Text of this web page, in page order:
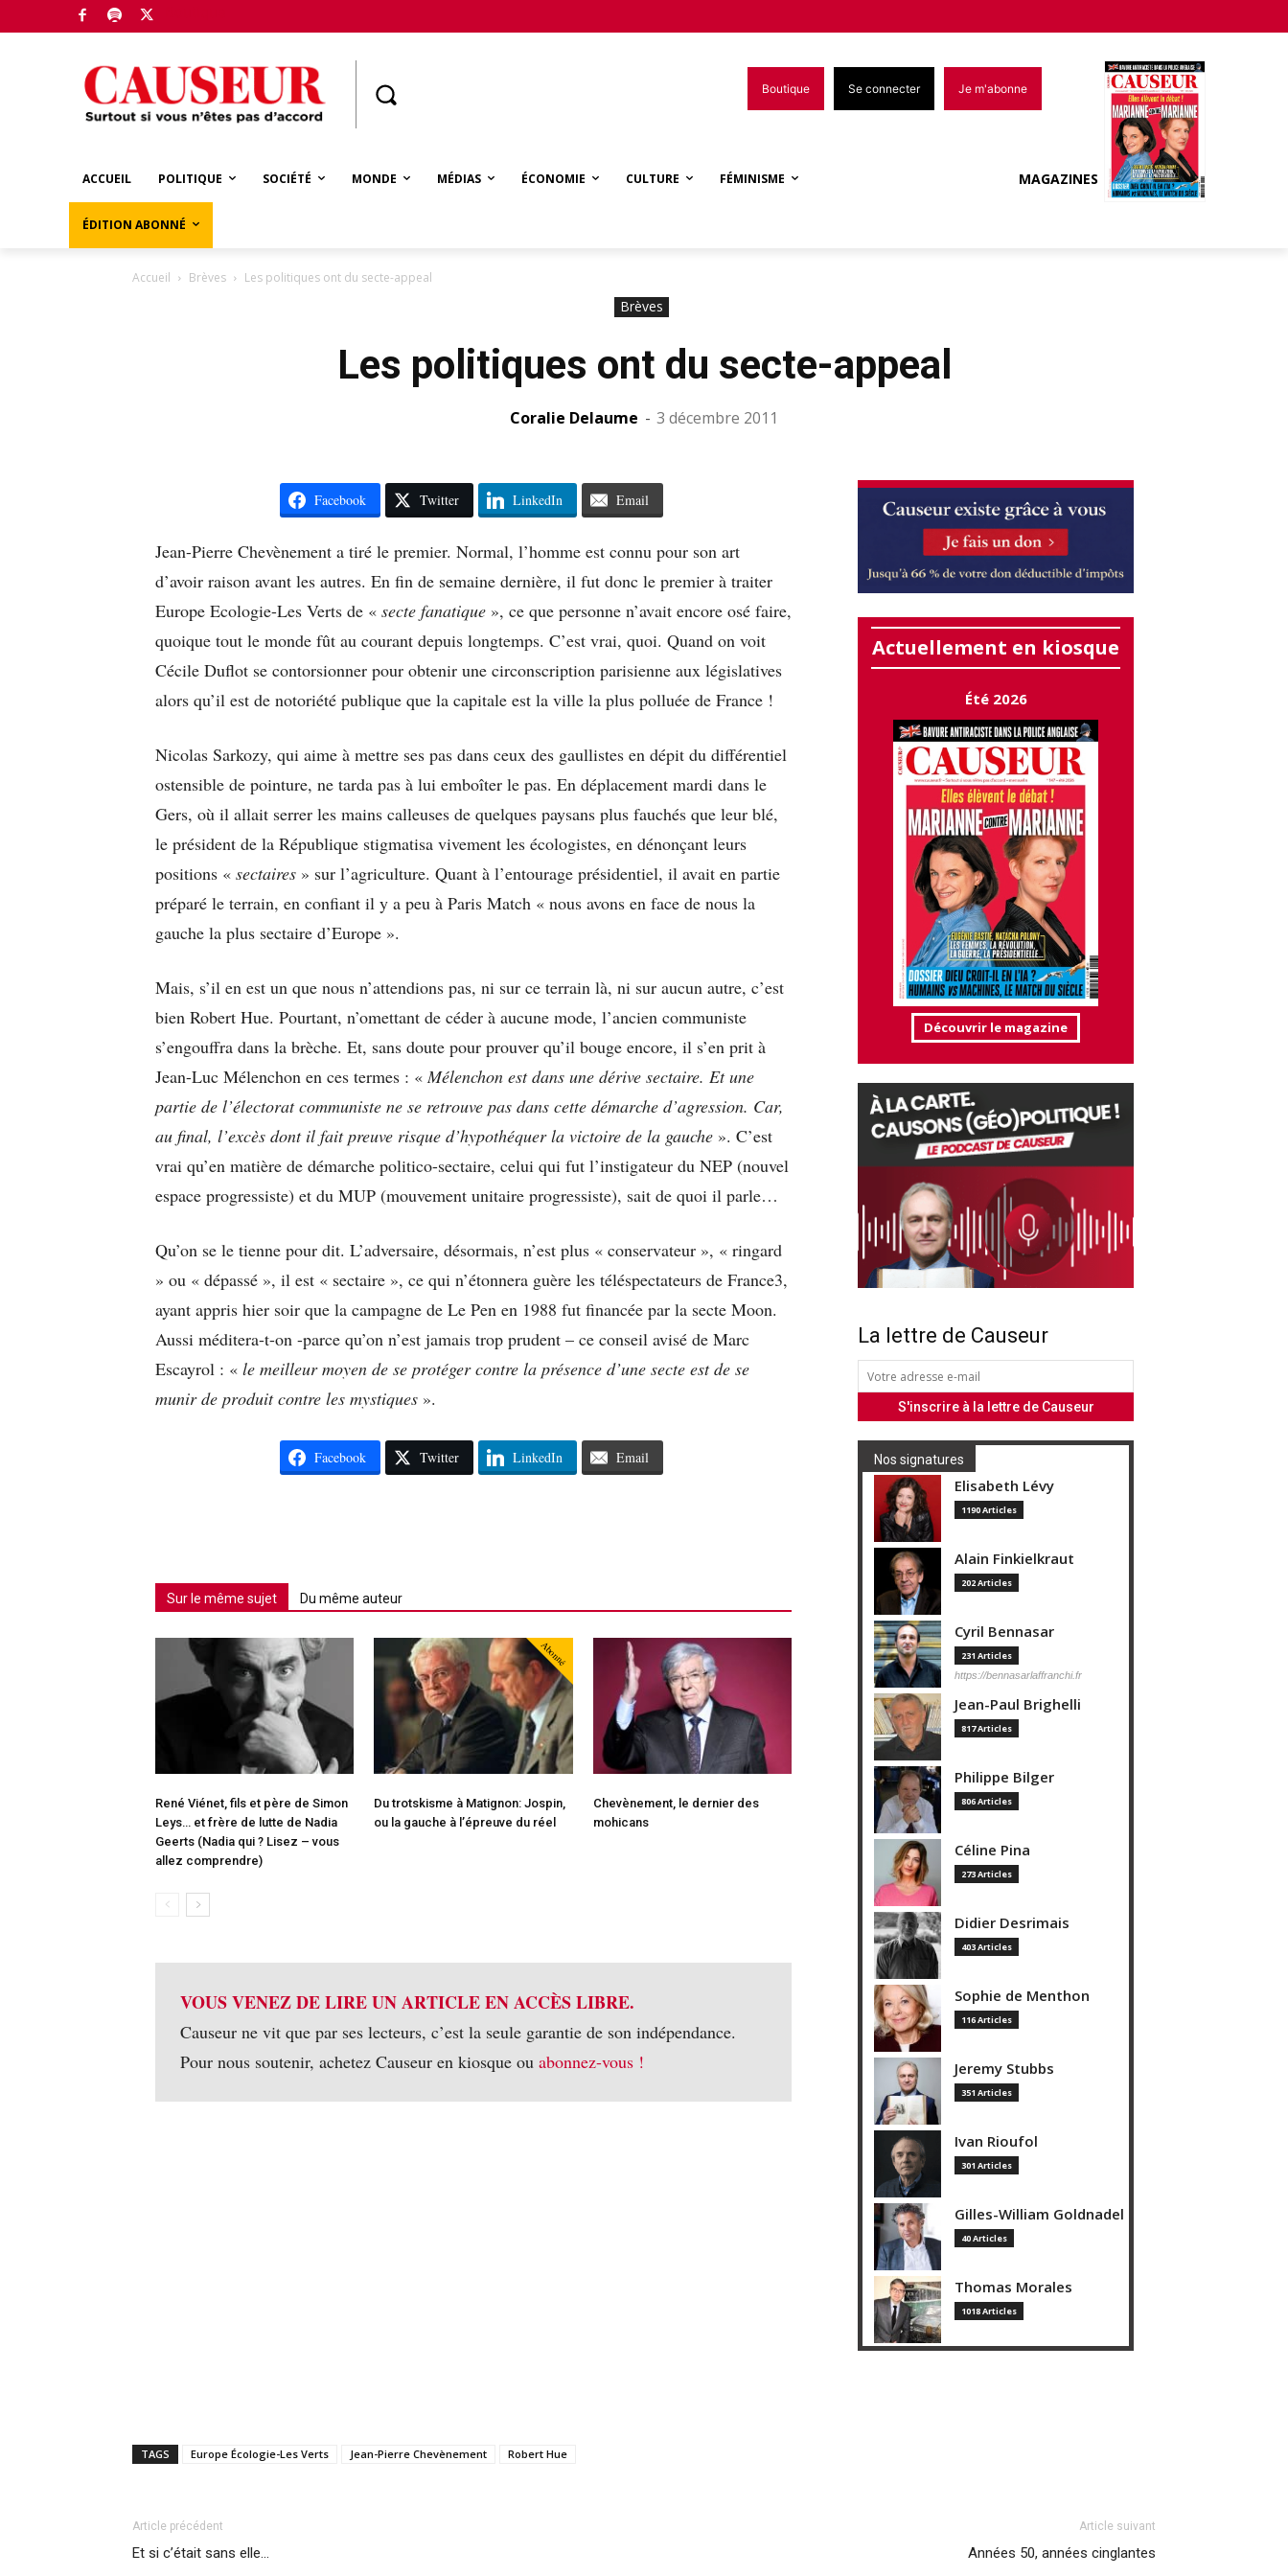
Boutique Se connecter Je m'abonne
ACCUEIL POLITIQUE SOCIÉTÉ MONDE MÉDIAS ÉCONOMIE CULTURE FÉMINISME
ÉDITION ABONNÉ
MAGAZINES
Accueil Brèves Les politiques ont du secte-appeal
Brèves
Les politiques ont du secte-appeal
Coralie Delaume - 3 décembre 2011
Facebook Twitter LinkedIn Email
Jean-Pierre Chevènement a tiré le premier. Normal, l’homme est connu pour son art
d’avoir raison avant les autres. En fin de semaine dernière, il fut donc le premier à traiter
Europe Ecologie-Les Verts de « secte fanatique », ce que personne n’avait encore osé faire,
quoique tout le monde fût au courant depuis longtemps. C’est vrai, quoi. Quand on voit
Cécile Duflot se contorsionner pour obtenir une circonscription parisienne aux législatives
alors qu’il est de notoriété publique que la capitale est la ville la plus polluée de France !
Nicolas Sarkozy, qui aime à mettre ses pas dans ceux des gaullistes en dépit du différentiel
ostensible de pointure, ne tarda pas à lui emboîter le pas. En déplacement mardi dans le
Gers, où il allait serrer les mains calleuses de quelques paysans plus fauchés que leur blé,
le président de la République stigmatisa vivement les écologistes, en dénonçant leurs
positions « sectaires » sur l’agriculture. Quant à l’entourage présidentiel, il avait en partie
préparé le terrain, en confiant il y a peu à Paris Match « nous avons en face de nous la
gauche la plus sectaire d’Europe ».
Mais, s’il en est un que nous n’attendions pas, ni sur ce terrain là, ni sur aucun autre, c’est
bien Robert Hue. Pourtant, n’omettant de céder à aucune mode, l’ancien communiste
s’engouffra dans la brèche. Et, sans doute pour prouver qu’il bouge encore, il s’en prit à
Jean-Luc Mélenchon en ces termes : « Mélenchon est dans une dérive sectaire. Et une
partie de l’électorat communiste ne se retrouve pas dans cette démarche d’agression. Car,
au final, l’excès dont il fait preuve risque d’hypothéquer la victoire de la gauche ». C’est
vrai qu’en matière de démarche politico-sectaire, celui qui fut l’instigateur du NEP (nouvel
espace progressiste) et du MUP (mouvement unitaire progressiste), sait de quoi il parle…
Qu’on se le tienne pour dit. L’adversaire, désormais, n’est plus « conservateur », « ringard
» ou « dépassé », il est « sectaire », ce qui n’étonnera guère les téléspectateurs de France3,
ayant appris hier soir que la campagne de Le Pen en 1988 fut financée par la secte Moon.
Aussi méditera-t-on -parce qu’on n’est jamais trop prudent – ce conseil avisé de Marc
Escayrol : « le meilleur moyen de se protéger contre la présence d’une secte est de se
munir de produit contre les mystiques ».
Facebook Twitter LinkedIn Email
Sur le même sujet Du même auteur
René Viénet, fils et père de Simon
Leys… et frère de lutte de Nadia
Geerts (Nadia qui ? Lisez – vous
allez comprendre)
Abonné
Du trotskisme à Matignon: Jospin,
ou la gauche à l’épreuve du réel
Chevènement, le dernier des
mohicans
VOUS VENEZ DE LIRE UN ARTICLE EN ACCÈS LIBRE.
Causeur ne vit que par ses lecteurs, c’est la seule garantie de son indépendance.
Pour nous soutenir, achetez Causeur en kiosque ou abonnez-vous !
Actuellement en kiosque
Été 2026
Découvrir le magazine
La lettre de Causeur
Nos signatures
Elisabeth Lévy
1190 Articles
Alain Finkielkraut
202 Articles
Cyril Bennasar
231 Articles
https://bennasarlaffranchi.fr
Jean-Paul Brighelli
817 Articles
Philippe Bilger
806 Articles
Céline Pina
273 Articles
Didier Desrimais
403 Articles
Sophie de Menthon
116 Articles
Jeremy Stubbs
351 Articles
Ivan Rioufol
301 Articles
Gilles-William Goldnadel
40 Articles
Thomas Morales
1018 Articles
TAGS Europe Écologie-Les Verts Jean-Pierre Chevènement Robert Hue
Article précédent
Et si c’était sans elle…
Article suivant
Années 50, années cinglantes